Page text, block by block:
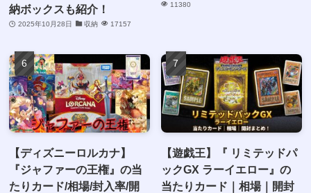
納ボックスも紹介！
2025年10月28日 収納 17157
11380
【ディズニーロルカナ】
『ジャファーの王権』の当
たりカード/相場/封入率/開
【遊戯王】『 リミテッドパ
ックGX ラーイエロー』の
当たりカード｜相場｜開封